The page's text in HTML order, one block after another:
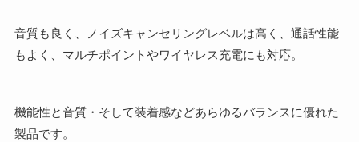
音質も良く、ノイズキャンセリングレベルは高く、通話性能
もよく、マルチポイントやワイヤレス充電にも対応。
機能性と音質・そして装着感などあらゆるバランスに優れた
製品です。